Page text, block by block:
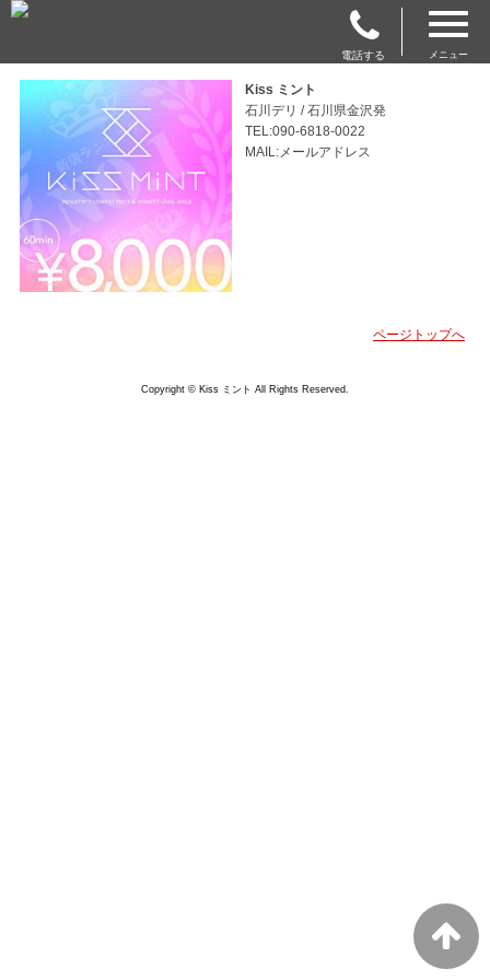
電話する メニュー
Kiss ミント
石川デリ / 石川県金沢発
TEL:090-6818-0022
MAIL:メールアドレス
ページトップへ
Copyright © Kiss ミント All Rights Reserved.